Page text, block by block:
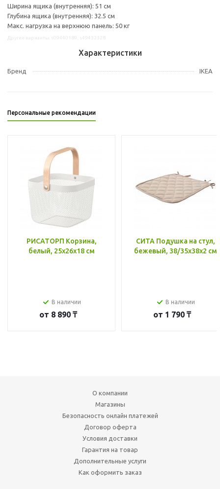
Ширина ящика (внутренняя): 51 см
Глубина ящика (внутренняя): 32.5 см
Макс. нагрузка на верхнюю панель: 50 кг
Характеристики
Бренд IKEA
Персональные рекомендации
РИСАТОРП Корзина,
белый, 25x26x18 см
В наличии
от 8 890 ₸
СИТА Подушка на стул,
бежевый, 38/35x38x2 см
В наличии
от 1 790 ₸
О компании
Магазины
Безопасность онлайн платежей
Договор оферта
Условия доставки
Гарантия на товар
Дополнительные услуги
Как оформить заказ